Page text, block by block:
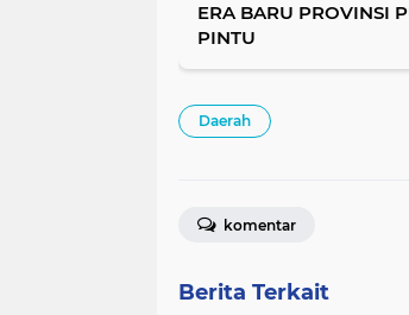
ERA BARU PROVINSI
PINTU
Daerah
komentar
Berita Terkait